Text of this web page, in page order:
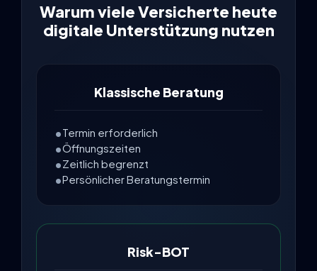
Warum viele Versicherte heute
digitale Unterstützung nutzen
Klassische Beratung
Termin erforderlich
Öffnungszeiten
Zeitlich begrenzt
Persönlicher Beratungstermin
Risk-BOT